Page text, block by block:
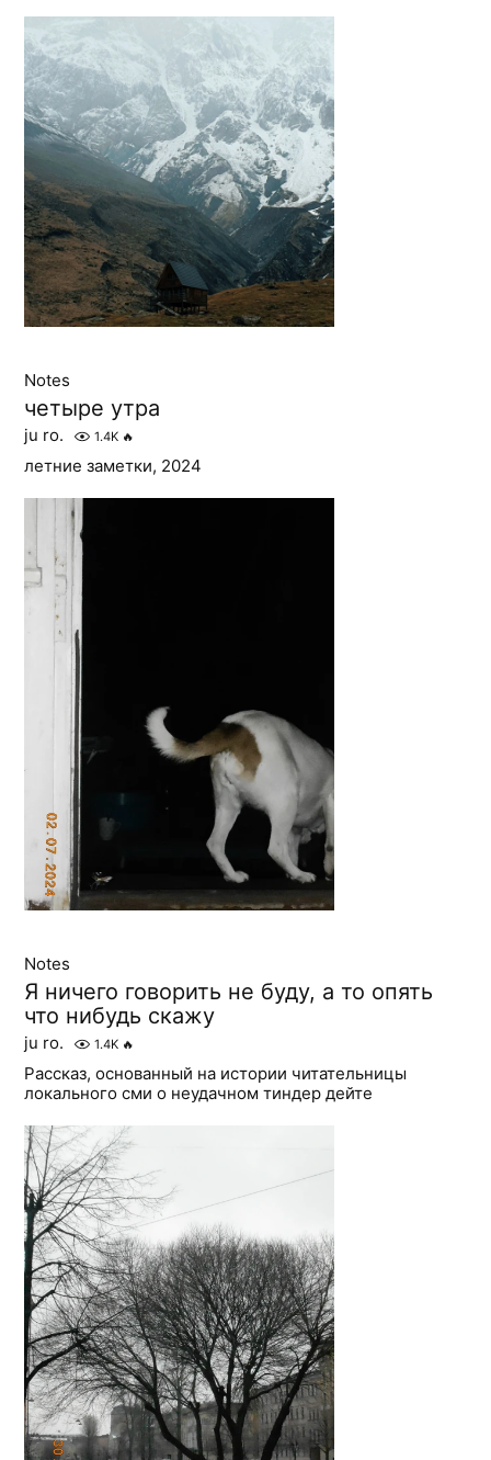
Notes
четыре утра
ju ro. 1.4K 🔥
летние заметки, 2024
Notes
Я ничего говорить не буду, а то опять
что нибудь скажу
ju ro. 1.4K 🔥
Рассказ, основанный на истории читательницы
локального сми о неудачном тиндер дейте